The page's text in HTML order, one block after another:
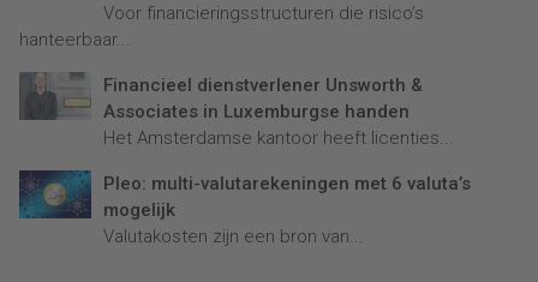
Voor financieringsstructuren die risico’s
hanteerbaar...
Financieel dienstverlener Unsworth &
Associates in Luxemburgse handen
Het Amsterdamse kantoor heeft licenties...
Pleo: multi-valutarekeningen met 6 valuta’s
mogelijk
Valutakosten zijn een bron van...